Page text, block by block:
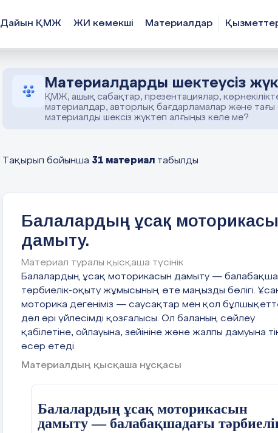
Дайын ҚМЖ ЖИ көмекші Материалдар
Материалдарды шектеусіз
ҚМЖ, ашық сабақтар, презентациялар,
материалдар, авторлық бағдарламалар және
материалды шексіз жүктеп алғыңыз келе ме?
Тақырып бойынша 31 материал табылды
Балалардың ұсақ
дамыту.
Материал туралы қысқаша түсінік
Балалардың ұсақ моторикасын дамыту —
тәрбиелік-оқыту жұмысының өте маңызды бөлігі.
моторика дегеніміз — саусақтар мен қол
дәл әрі үйлесімді қозғалысы. Ол баланың сөйлеу
қабілетіне, ойлауына, зейініне және жалпы дамуына
әсер етеді.
Материалдың қысқаша нұсқасы
Балалардың ұсақ моторикасын
дамыту — балабақшадағы